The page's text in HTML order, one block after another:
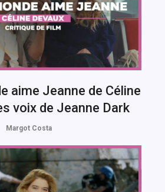
aime Jeanne de Céline
voix de Jeanne Dark
Margot Costa